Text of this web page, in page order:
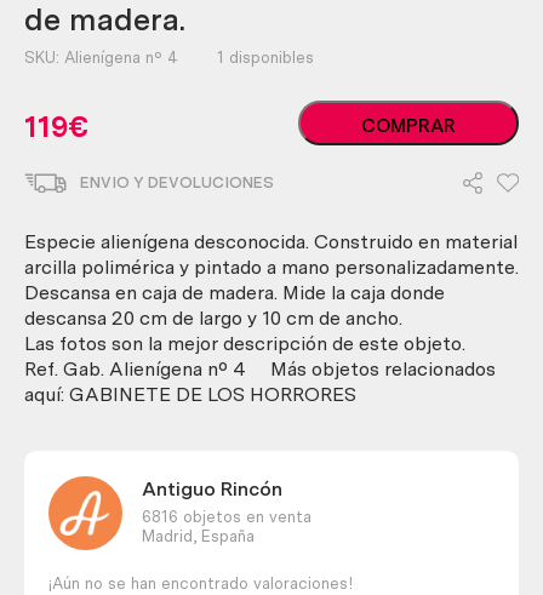
de madera.
SKU: Alienígena nº 4 1 disponibles
119€
Alienígena
bebé.
de
madera.
cantidad
COMPRAR
ENVIO Y DEVOLUCIONES
Especie alienígena desconocida. Construido en material
arcilla polimérica y pintado a mano personalizadamente.
Descansa en caja de madera. Mide la caja donde
descansa 20 cm de largo y 10 cm de ancho.
Las fotos son la mejor descripción de este objeto.
Ref. Gab. Alienígena nº 4 Más objetos relacionados
aquí: GABINETE DE LOS HORRORES
Antiguo Rincón
6816 objetos en venta
Madrid,
España
¡Aún no se han encontrado valoraciones!